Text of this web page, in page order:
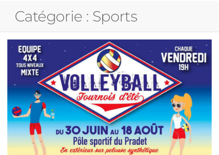
Catégorie : Sports